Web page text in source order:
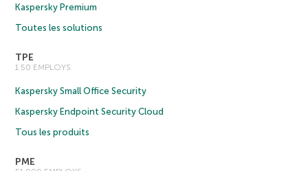
Kaspersky Premium
Toutes les solutions
TPE
1 50 EMPLOYS
Kaspersky Small Office Security
Kaspersky Endpoint Security Cloud
Tous les produits
PME